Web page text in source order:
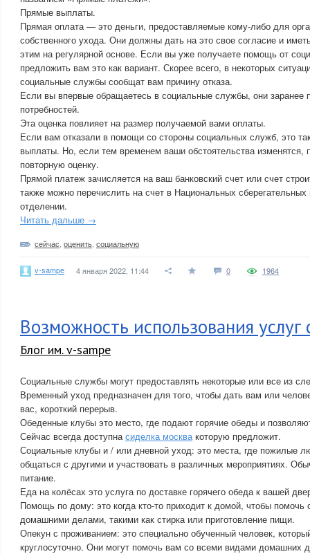
Прямые выплаты.
Прямая оплата — это деньги, предоставляемые кому-либо для
собственного ухода. Они должны дать на это свое согласие и
этим на регулярной основе. Если вы уже получаете помощь от
предложить вам это как вариант. Скорее всего, в некоторых
социальные службы сообщат вам причину отказа.
Если вы впервые обращаетесь в социальные службы, они заранее
потребностей.
Эта оценка повлияет на размер получаемой вами оплаты.
Если вам отказали в помощи со стороны социальных служб, это
выплаты. Но, если тем временем ваши обстоятельства изменятся,
повторную оценку.
Прямой платеж зачисляется на ваш банковский счет или счет
также можно перечислить на счет в Национальных
отделении.
Читать дальше →
сейчас оценить социальную
v-sampe 4 января 2022, 11:44 0 1964
Возможность использования услуг
Блог им. v-sampe
Социальные службы могут предоставлять некоторые или все из
Временный уход предназначен для того, чтобы дать вам или
вас, короткий перерыв.
Обеденные клубы это место, где подают горячие обеды и
Сейчас всегда доступнасиделка москвакоторую предложит.
Социальные клубы и / или дневной уход: это места, где пожилые
общаться с другими и участвовать в различных мероприятиях.
питание.
Еда на колёсах это услуга по доставке горячего обеда к вашей
Помощь по дому: это когда кто-то приходит к домой, чтобы помочь
домашними делами, такими как стирка или приготовление пищи.
Опекун с проживанием: это специально обученный человек,
круглосуточно. Они могут помочь вам со всеми видами домашних